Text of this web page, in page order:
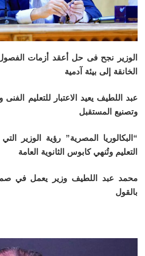
الوزير نجح فى حل أعقد أزمات
الخانقة إلى بيئة آدمية
عبد اللطيف يعيد الاعتبار للتعليم
وتصنيع المستقبل
“البكالوريا المصرية” رؤية الوزير
التعليم وتُنهي كابوس الثانوية العامة
محمد عبد اللطيف وزير يعمل في
بالقول